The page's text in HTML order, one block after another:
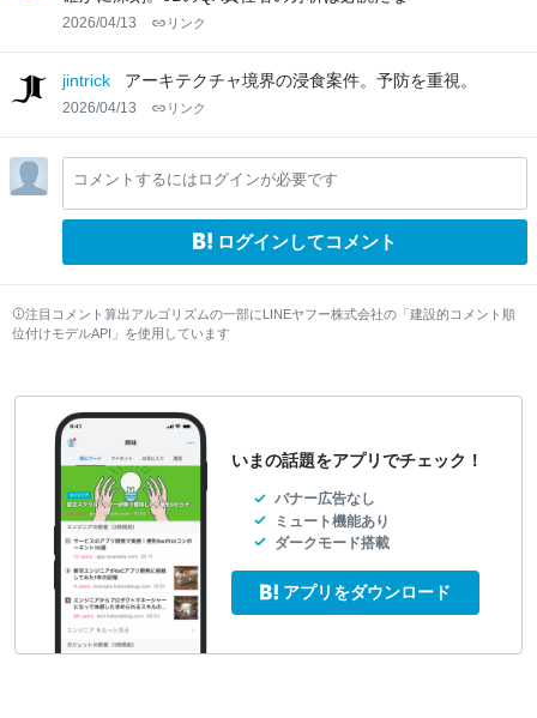
2026/04/13 リンク
jintrick アーキテクチャ境界の浸食案件。予防を重視。
2026/04/13 リンク
コメントするにはログインが必要です
ログインしてコメント
注目コメント算出アルゴリズムの一部にLINEヤフー株式会社の「建設的コメント順
位付けモデルAPI」を使用しています
いまの話題をアプリでチェック！
バナー広告なし
ミュート機能あり
ダークモード搭載
アプリをダウンロード